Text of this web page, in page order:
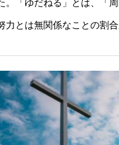
。「ゆだねる」とは、「
力とは無関係なことの割